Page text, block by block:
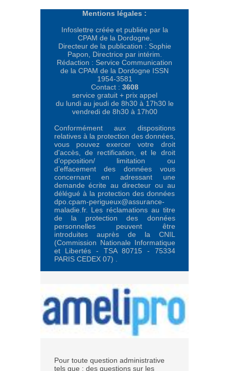
Mentions légales :
Infoslettre créée et publiée par la
CPAM de la Dordogne.
Directeur de la publication : Sophie
Papon, Directrice par intérim
Rédaction : Service Communication
de la CPAM de la Dordogne ISSN
1954-3581
Contact : 3608
service gratuit + prix appel
du lundi au jeudi de 8h30 à 17h30 le
vendredi de 8h30 à 17h00
Conformément aux dispositions
relatives à la protection des données,
vous pouvez exercer votre droit
d'accès, de rectification, et le droit
d’opposition/ limitation ou
d’effacement des données vous
concernant en adressant une
demande écrite au directeur ou au
délégué à la protection des données
dpo.cpam-perigueux@assurance-
maladie.fr. Les réclamations au titre
de la protection des données
personnelles peuvent être
introduites auprès de la CNIL
(Commission Nationale Informatique
et Libertés - TSA 80715 - 75334
PARIS CEDEX 07) .
Pour toute question administrative
tels que : des questions sur les